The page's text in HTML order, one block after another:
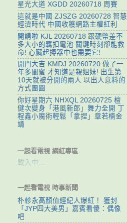
星光大道 XGDD 20260718 周賽
這就是中國 ZJSZG 20260728 智慧
經濟時代 中國收穫網路主權紅利
開講啦 KJL 20260718 跟硬幣差不
多大小的羈扣電池 關鍵時刻卻能救
命! 心臟起搏器中也需要它!
開門大吉 KMDJ 20260720 做了一
年多閨蜜 才知道是親姐妹! 出生第
10天就被分開的兩人 以出人意料的
方式團圓
你好星期六 NHXQL 20260725 檀
健次變身「港風新郎」舞力全開 丁
程鑫小魔術輕鬆「拿捏」章若楠金
靖
一起看電視 網紅專區
載入中…
一起看電視 時事新聞
朴軫永高顏值經紀人爆紅！ 獲封
「JYP四大美男」嘉賓看傻：偶像
吧